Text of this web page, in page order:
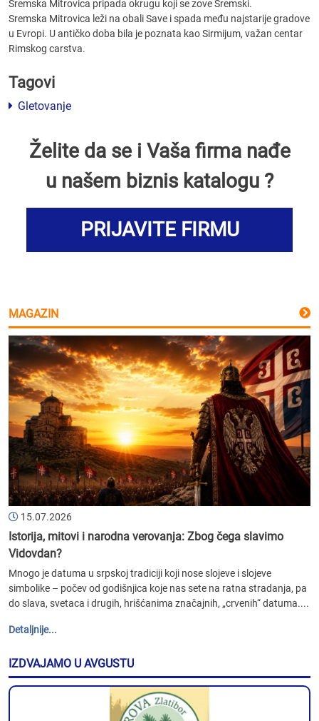
Sremska Mitrovica pripada okrugu koji se zove Sremski.
Sremska Mitrovica leži na obali Save i spada među najstarije gradove
u Evropi. U antičko doba bila je poznata kao Sirmijum, važan centar
Rimskog carstva.
Tagovi
Gletovanje
Želite da se i Vaša firma nađe
u našem biznis katalogu ?
PRIJAVITE FIRMU
MAGAZIN
15.07.2026
Istorija, mitovi i narodna verovanja: Zbog čega slavimo
Vidovdan?
Mnogo je datuma u srpskoj tradiciji koji nose slojeve i slojeve
simbolike – počev od godišnjica koje nas sete na ratna stradanja, pa
do slava, svetaca i drugih, hrišćanima značajnih, „crvenih“ datuma....
Detaljnije...
IZDVAJAMO U AVGUSTU